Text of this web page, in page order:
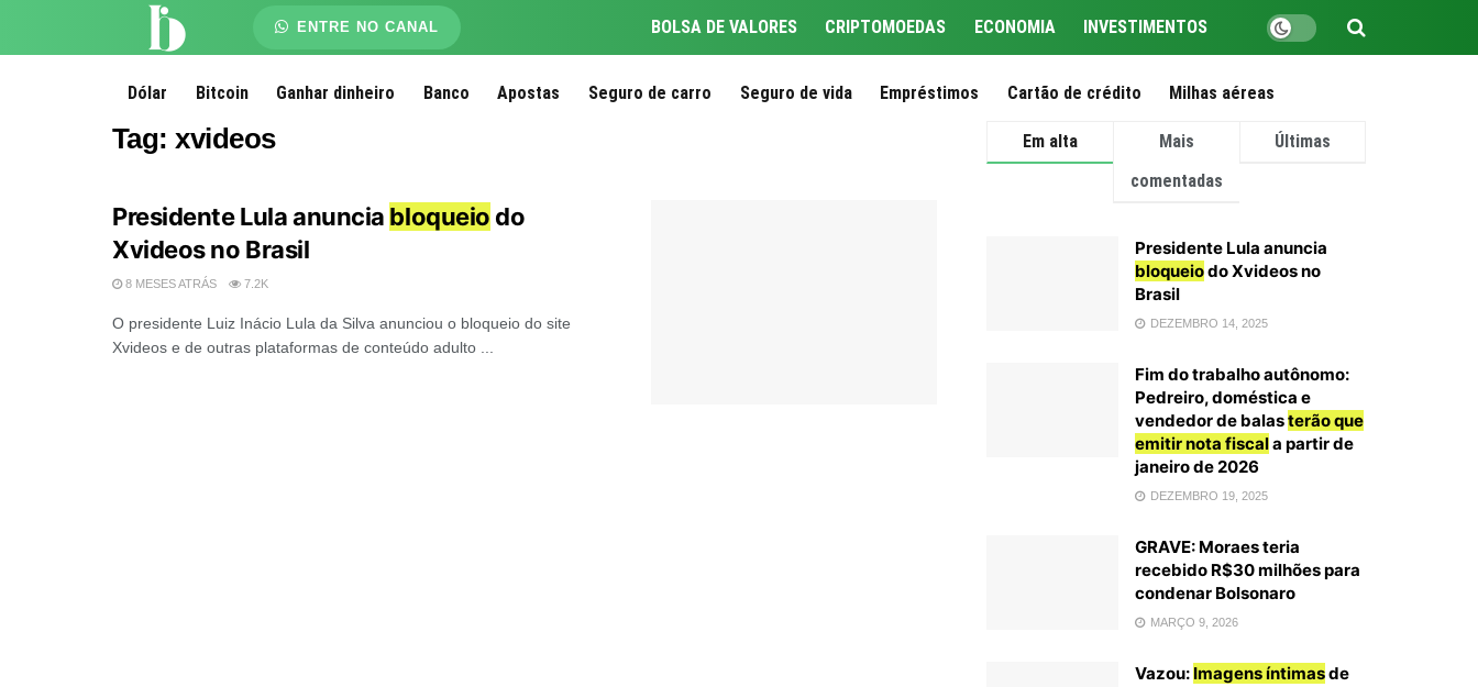
ENTRE NO CANAL BOLSA DE VALORES CRIPTOMOEDAS ECONOMIA INVESTIMENTOS
Dólar Bitcoin Ganhar dinheiro Banco Apostas Seguro de carro Seguro de vida Empréstimos Cartão de crédito Milhas aéreas
Tag:xvideos
Presidente Lula anuncia bloqueio do
Xvideos no Brasil
8 MESES ATRÁS 7.2K
O presidente Luiz Inácio Lula da Silva anunciou o bloqueio do site
Xvideos e de outras plataformas de conteúdo adulto ...
Em alta
Mais
comentadas
Últimas
Presidente Lula anuncia
bloqueiodo Xvideos no
Brasil
DEZEMBRO 14, 2025
Fim do trabalho autônomo:
Pedreiro, doméstica e
vendedor de balasterão que
emitir nota fiscala partir de
janeiro de 2026
DEZEMBRO 19, 2025
GRAVE: Moraes teria
recebido R$30 milhões para
condenar Bolsonaro
MARÇO 9, 2026
Vazou: Imagens íntimasde